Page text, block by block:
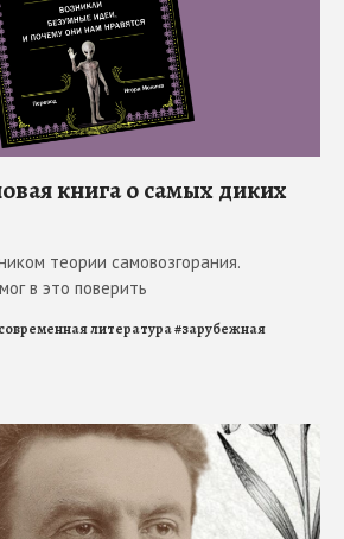
книга о самых диких
теории самовозгорания.
в это поверить
современная литература#зарубежная